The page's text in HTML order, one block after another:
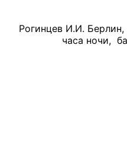
Рогинцев И.И.
часа ночи,